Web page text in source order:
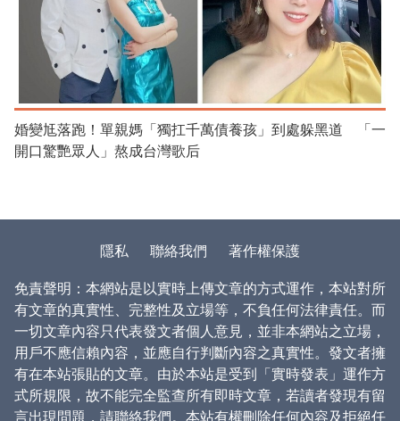
婚變尪落跑！單親媽「獨扛千萬債養孩」到處躲黑道 「一
開口驚艷眾人」熬成台灣歌后
隱私 聯絡我們 著作權保護
免責聲明：本網站是以實時上傳文章的方式運作，本站對所
有文章的真實性、完整性及立場等，不負任何法律責任。而
一切文章內容只代表發文者個人意見，並非本網站之立場，
用戶不應信賴內容，並應自行判斷內容之真實性。發文者擁
有在本站張貼的文章。由於本站是受到「實時發表」運作方
式所規限，故不能完全監查所有即時文章，若讀者發現有留
言出現問題，請聯絡我們。本站有權刪除任何內容及拒絕任